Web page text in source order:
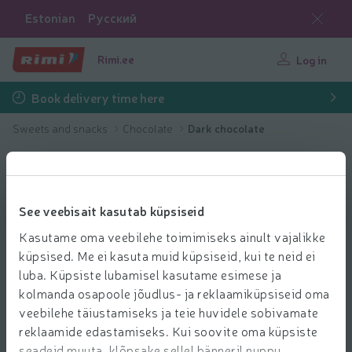
See veebisait kasutab küpsiseid
Kasutame oma veebilehe toimimiseks ainult vajalikke
küpsised. Me ei kasuta muid küpsiseid, kui te neid ei
luba. Küpsiste lubamisel kasutame esimese ja
kolmanda osapoole jõudlus- ja reklaamiküpsiseid oma
veebilehe täiustamiseks ja teie huvidele sobivamate
reklaamide edastamiseks. Kui soovite oma küpsiste
Estonian Русский
Rimi.ee Log in
Book delivery time here
Sweets and snacks Chocolate Dark chocolate